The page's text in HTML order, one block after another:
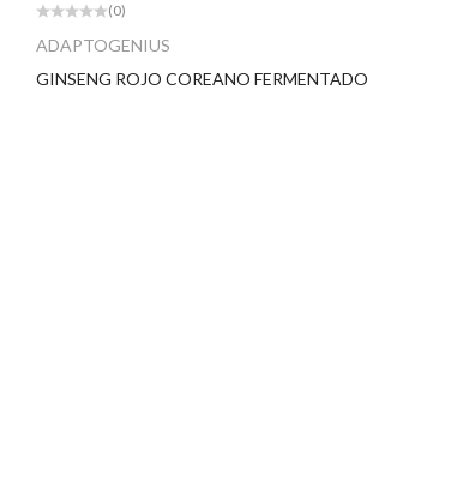
(0)
ADAPTOGENIUS
GINSENG ROJO COREANO FERMENTADO